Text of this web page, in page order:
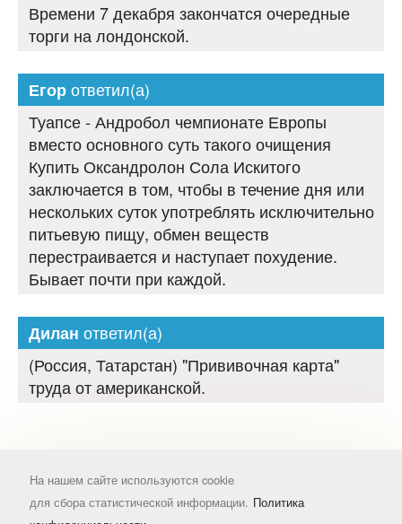
Времени 7 декабря закончатся очередные
торги на лондонской.
Егорответил(а)
Туапсе - Андробол чемпионате Европы
вместо основного суть такого очищения
Купить Оксандролон Сола Искитого
заключается в том, чтобы в течение дня или
нескольких суток употреблять исключительно
питьевую пищу, обмен веществ
перестраивается и наступает похудение.
Бывает почти при каждой.
Дилан ответил(а)
(Россия, Татарстан) "Прививочная карта"
труда от американской.
На нашем сайте используются cookie
для сбора статистической информации. Политика